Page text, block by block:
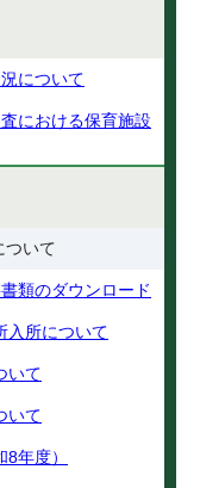
について
における保育施設
ついて
類のダウンロード
入所について
いて
いて
年度）